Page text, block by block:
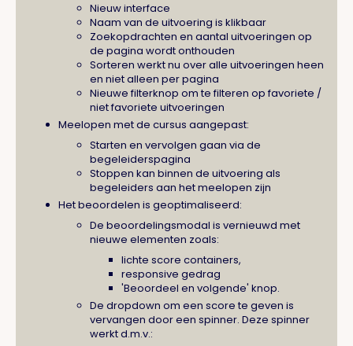
Nieuw interface
Naam van de uitvoering is klikbaar
Zoekopdrachten en aantal uitvoeringen op
de pagina wordt onthouden
Sorteren werkt nu over alle uitvoeringen heen
en niet alleen per pagina
Nieuwe filterknop om te filteren op favoriete /
niet favoriete uitvoeringen
Meelopen met de cursus aangepast:
Starten en vervolgen gaan via de
begeleiderspagina
Stoppen kan binnen de uitvoering als
begeleiders aan het meelopen zijn
Het beoordelen is geoptimaliseerd:
De beoordelingsmodal is vernieuwd met
nieuwe elementen zoals:
lichte score containers,
responsive gedrag
'Beoordeel en volgende' knop.
De dropdown om een score te geven is
vervangen door een spinner. Deze spinner
werkt d.m.v.: